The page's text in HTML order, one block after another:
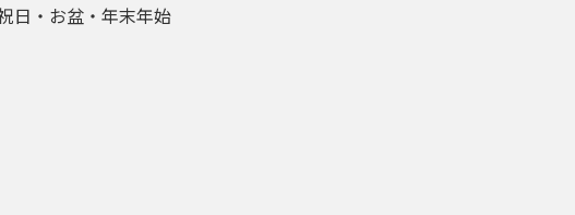
日・お盆・年末年始